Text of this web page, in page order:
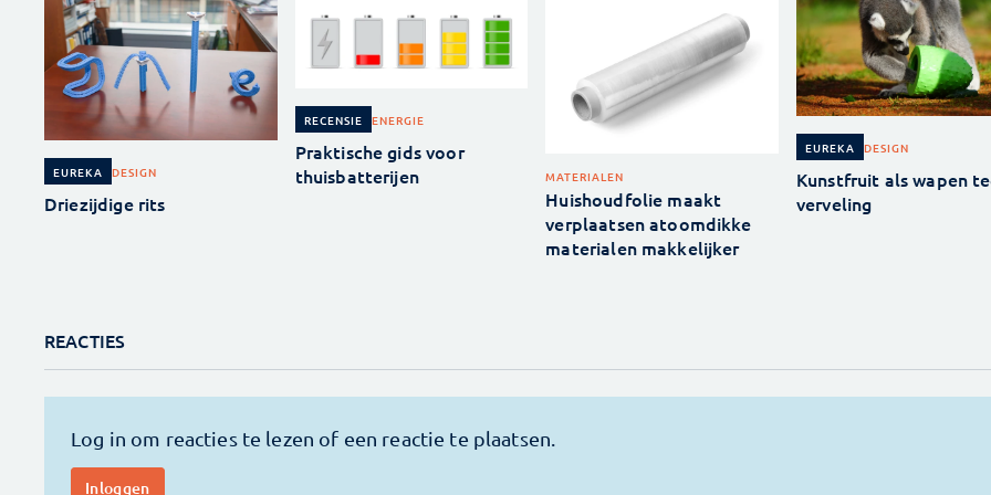
EUREKA DESIGN
Driezijdige rits
RECENSIE ENERGIE
Praktische gids voor
thuisbatterijen
MATERIALEN
Huishoudfolie maakt
verplaatsen atoomdikke
materialen makkelijker
EUREKA DESIGN
Kunstfruit als wapen
verveling
REACTIES